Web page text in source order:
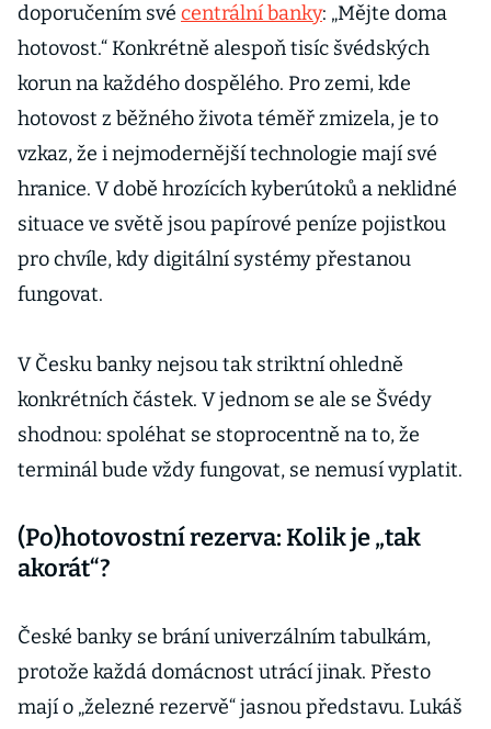
doporučením své centrální banky: „Mějte doma
hotovost.“ Konkrétně alespoň tisíc švédských
korun na každého dospělého. Pro zemi, kde
hotovost z běžného života téměř zmizela, je to
vzkaz, že i nejmodernější technologie mají své
hranice. V době hrozících kyberútoků a neklidné
situace ve světě jsou papírové peníze pojistkou
pro chvíle, kdy digitální systémy přestanou
fungovat.
V Česku banky nejsou tak striktní ohledně
konkrétních částek. V jednom se ale se Švédy
shodnou: spoléhat se stoprocentně na to, že
terminál bude vždy fungovat, se nemusí vyplatit.
(Po)hotovostní rezerva: Kolik je „tak
akorát“?
České banky se brání univerzálním tabulkám,
protože každá domácnost utrácí jinak. Přesto
mají o „železné rezervě“ jasnou představu. Lukáš